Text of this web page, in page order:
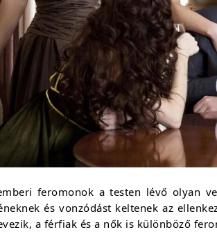
feromonok a testen lévő olyan
és vonzódást keltenek az
a férfiak és a nők is különböző